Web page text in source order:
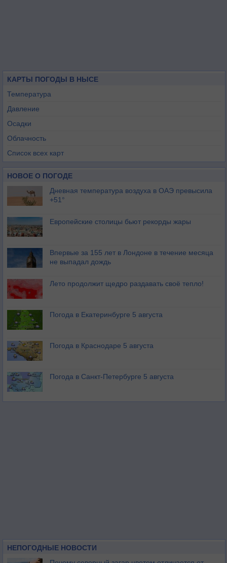
КАРТЫ ПОГОДЫ В НЫСЕ
Температура
Давление
Осадки
Облачность
Список всех карт
НОВОЕ О ПОГОДЕ
Дневная температура воздуха в ОАЭ превысила
+51°
Европейские столицы бьют рекорды жары
Впервые за 155 лет в Лондоне в течение месяца
не выпадал дождь
Лето продолжит щедро раздавать своё тепло!
Погода в Екатеринбурге 5 августа
Погода в Краснодаре 5 августа
Погода в Санкт-Петербурге 5 августа
НЕПОГОДНЫЕ НОВОСТИ